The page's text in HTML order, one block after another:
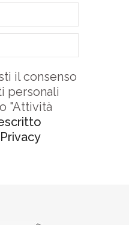
il consenso
personali
"Attività